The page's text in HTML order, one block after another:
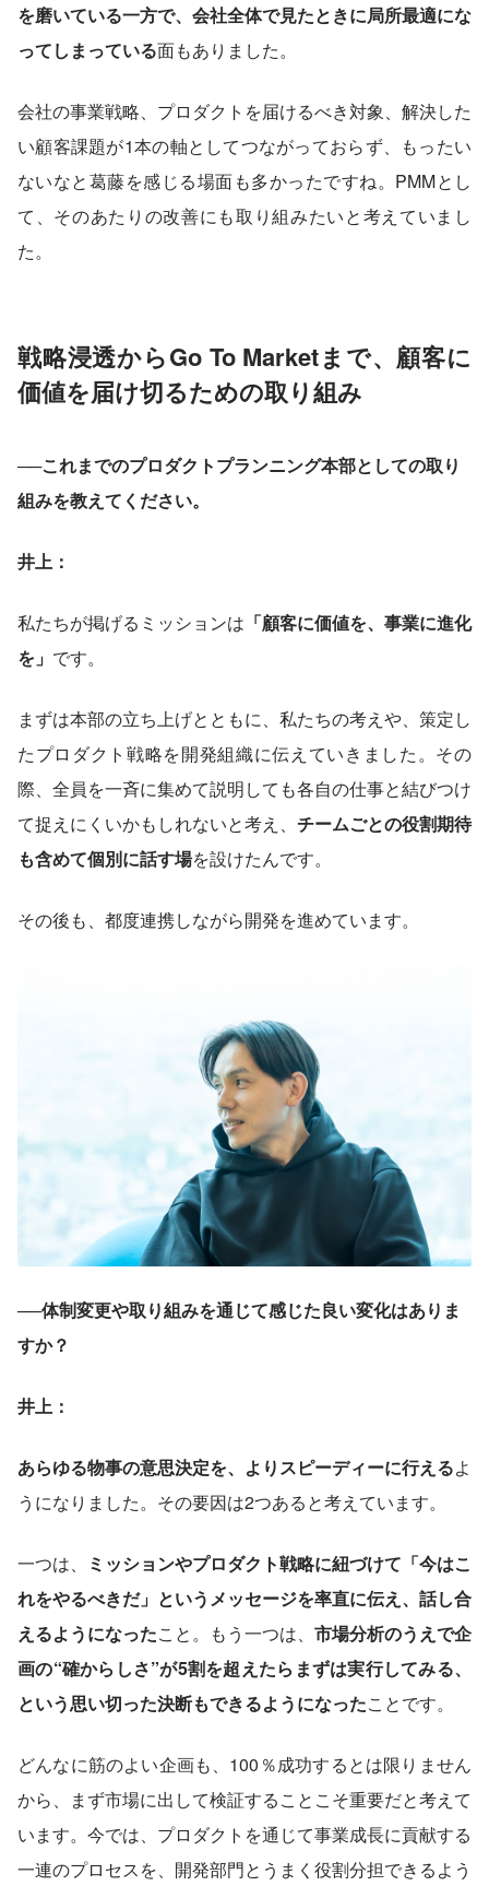
を磨いている一方で、会社全体で見たときに局所最適にな
ってしまっている面もありました。
会社の事業戦略、プロダクトを届けるべき対象、解決した
い顧客課題が1本の軸としてつながっておらず、もったい
ないなと葛藤を感じる場面も多かったですね。PMMとし
て、そのあたりの改善にも取り組みたいと考えていまし
た。
戦略浸透からGo To Marketまで、顧客に
価値を届け切るための取り組み
──これまでのプロダクトプランニング本部としての取り
組みを教えてください。
井上：
私たちが掲げるミッションは 「顧客に価値を、事業に進化
を」 です。
まずは本部の立ち上げとともに、私たちの考えや、策定し
たプロダクト戦略を開発組織に伝えていきました。その
際、全員を一斉に集めて説明しても各自の仕事と結びつけ
て捉えにくいかもしれないと考え、 チームごとの役割期待
も含めて個別に話す場を設けたんです。
その後も、都度連携しながら開発を進めています。
──体制変更や取り組みを通じて感じた良い変化はありま
すか？
井上：
あらゆる物事の意思決定を、よりスピーディーに行えるよ
うになりました。その要因は2つあると考えています。
一つは、
ミッションやプロダクト戦略に紐づけて「今はこ
れをやるべきだ」というメッセージを率直に伝え、話し合
えるようになったこと。もう一つは、 市場分析のうえで企
画の“確からしさ”が5割を超えたらまずは実行してみる、
という思い切った決断もできるようになったことです。
どんなに筋のよい企画も、100％成功するとは限りません
から、まず市場に出して検証することこそ重要だと考えて
います。今では、プロダクトを通じて事業成長に貢献する
一連のプロセスを、開発部門とうまく役割分担できるよう